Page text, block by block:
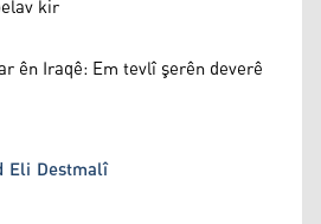
kir
ên Iraqê: Em tevlî şerên deverê
Eli Destmalî